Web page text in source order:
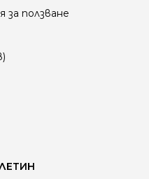
за ползване